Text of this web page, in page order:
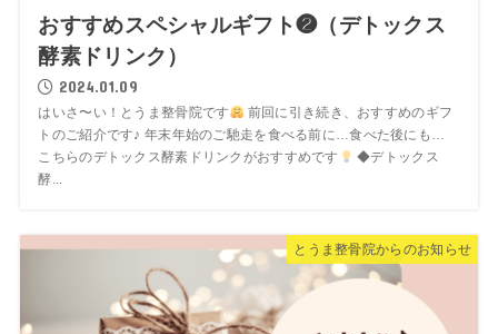
おすすめスペシャルギフト❷（デトックス
酵素ドリンク）
2024.01.09
はいさ〜い！とうま整骨院です
前回に引き続き、おすすめのギフ
トのご紹介です♪ 年末年始のご馳走を食べる前に…食べた後にも…
こちらのデトックス酵素ドリンクがおすすめです
◆デトックス
酵...
とうま整骨院からのお知らせ